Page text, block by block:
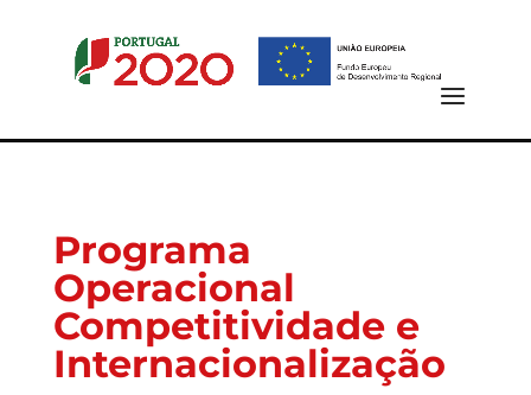
Programa
Operacional
Competitividade e
Internacionalização